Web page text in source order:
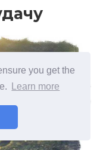
you get the
Learn more